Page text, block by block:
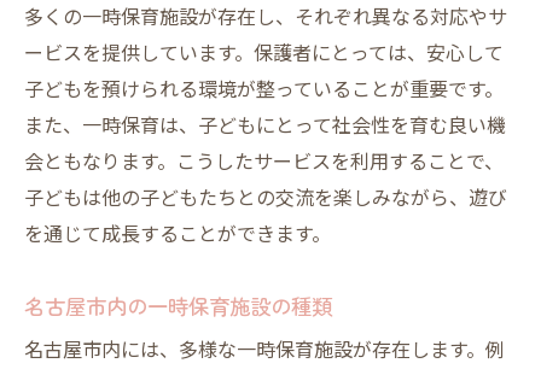
施設の感染症対策をチェックする
利用者レビューから見える安心度
名古屋市の行政による認可の確認
名古屋市での一時保育需要に応える施設の特徴
多様なニーズに対応するプログラム
柔軟な開園時間と予約方法
保育者と子どもの信頼関係の構築
地域密着型のサポート体制
多くの一時保育施設が存在し、それぞれ異なる対応やサ
ービスを提供しています。保護者にとっては、安心して
子どもを預けられる環境が整っていることが重要です。
また、一時保育は、子どもにとって社会性を育む良い機
会ともなります。こうしたサービスを利用することで、
子どもは他の子どもたちとの交流を楽しみながら、遊び
を通じて成長することができます。
名古屋市内の一時保育施設の種類
名古屋市内には、多様な一時保育施設が存在します。例